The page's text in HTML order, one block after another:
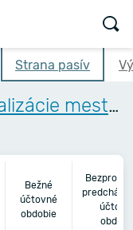
Strana pasív
KOMVaK - Vodárne a kanalizácie mesta Komárna, a.s.
Bežné
účtovné
obdobie